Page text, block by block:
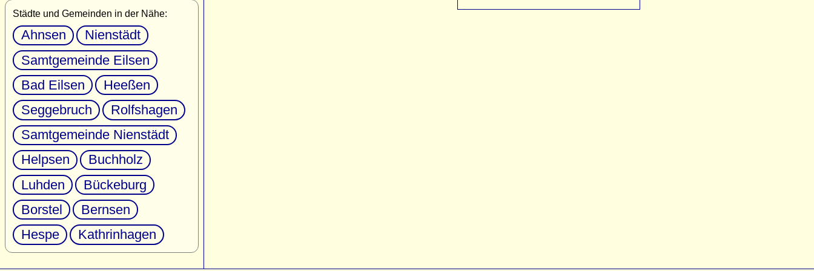
Städte und Gemeinden in der Nähe:
Ahnsen
Nienstädt
Samtgemeinde Eilsen
Bad Eilsen
Heeßen
Seggebruch
Rolfshagen
Samtgemeinde Nienstädt
Helpsen
Buchholz
Luhden
Bückeburg
Borstel
Bernsen
Hespe
Kathrinhagen